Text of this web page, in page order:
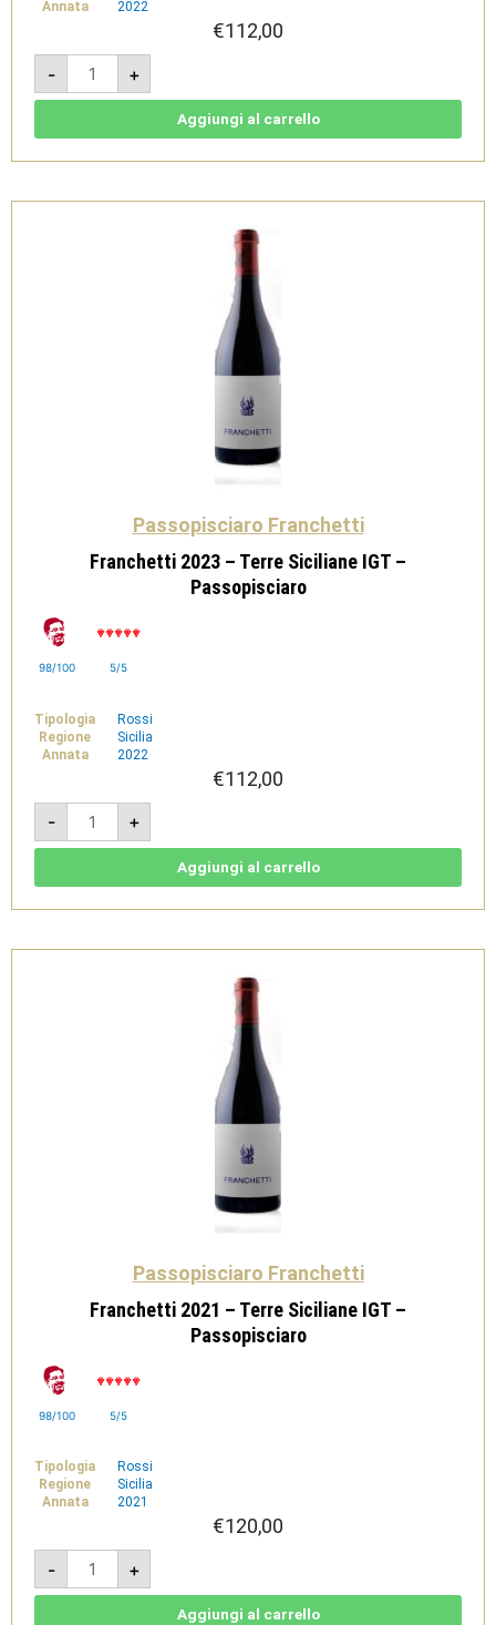
Annata 2022
€112,00
-
Franchetti
2022
-
Terre
Passopisciaro
+
Aggiungi al carrello
Passopisciaro Franchetti
Franchetti 2023 – Terre Siciliane IGT –
Passopisciaro
98/100 5/5
Tipologia
Rossi
Regione
Sicilia
Annata
2022
€112,00
-
Franchetti
2023
-
Terre
Passopisciaro
+
Aggiungi al carrello
Passopisciaro Franchetti
Franchetti 2021 – Terre Siciliane IGT –
Passopisciaro
98/100 5/5
Tipologia
Rossi
Regione
Sicilia
Annata
2021
€120,00
-
Franchetti
2021
-
Terre
+
Aggiungi al carrello